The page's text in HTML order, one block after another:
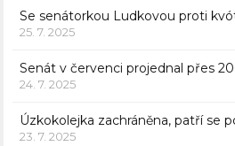
Se senátorkou Ludkovou proti
25. 7. 2025
Senát v červenci projednal přes
24. 7. 2025
Úzkokolejka zachráněna, patří se
23. 7. 2025